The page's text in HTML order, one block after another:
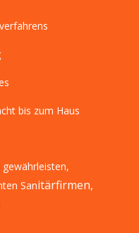
bis zum Haus
Sanitärfirmen,